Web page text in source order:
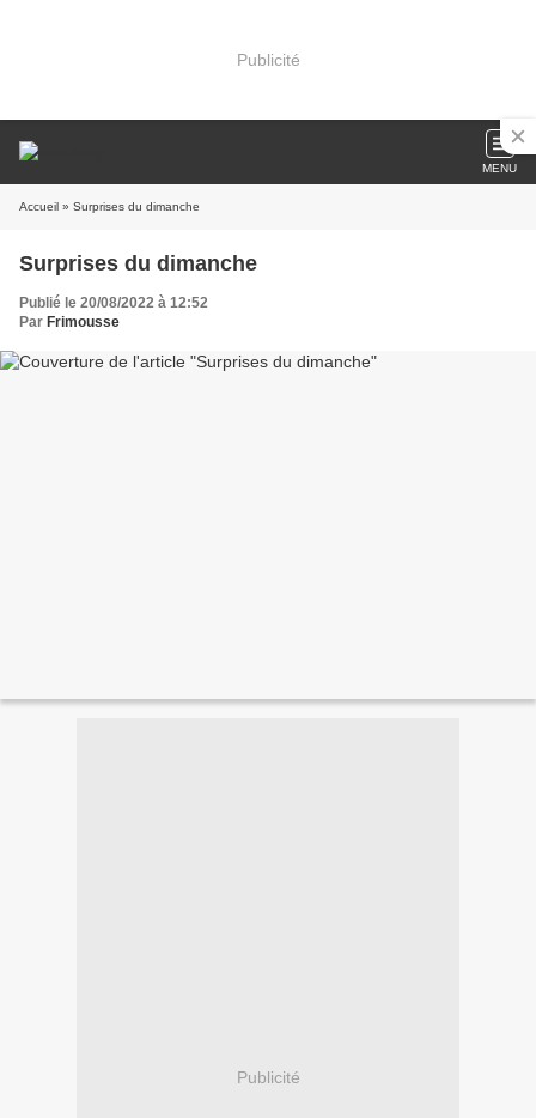
Publicité
MENU
Accueil » Surprises du dimanche
Surprises du dimanche
Publié le 20/08/2022 à 12:52
Par Frimousse
Publicité